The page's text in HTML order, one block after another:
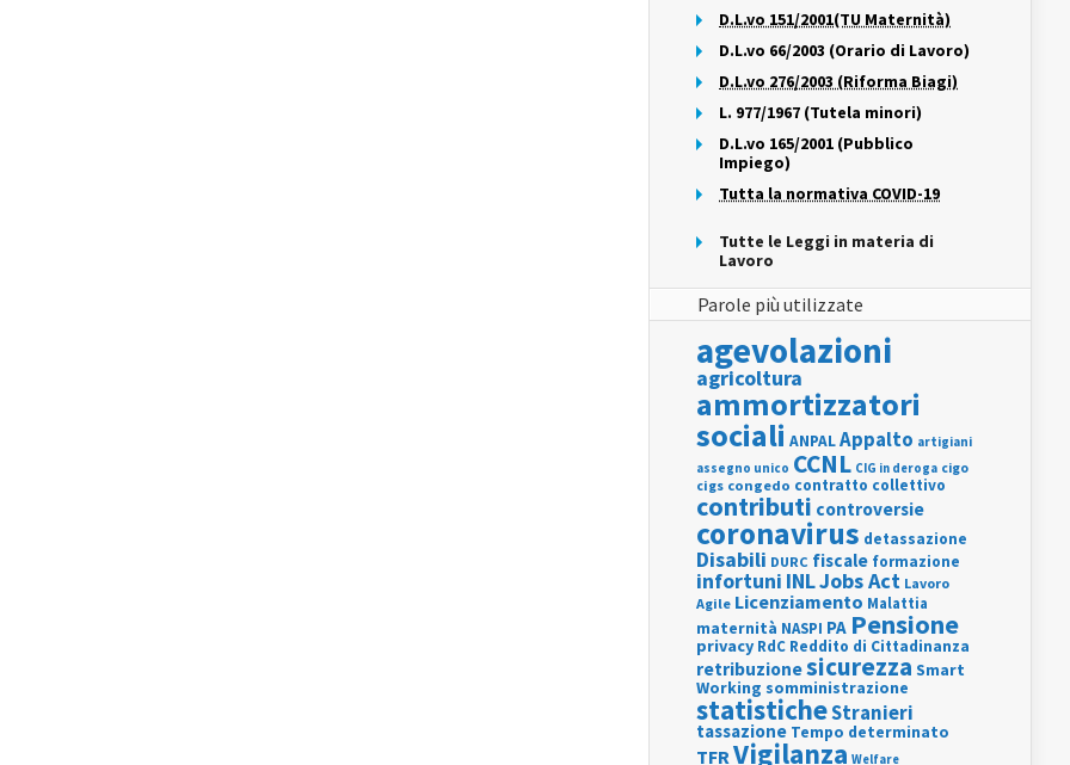
D.L.vo 151/2001(TU Maternità)
D.L.vo 66/2003 (Orario di Lavoro)
D.L.vo 276/2003 (Riforma Biagi)
L. 977/1967 (Tutela minori)
D.L.vo 165/2001 (Pubblico
Impiego)
Tutta la normativa COVID-19
Tutte le Leggi in materia di
Lavoro
Parole più utilizzate
agevolazioni
agricoltura
ammortizzatori
sociali ANPALAppalto artigiani
assegno unico CCNL CIG in deroga cigo
cigs congedo contratto collettivo
contributi controversie
coronavirus detassazione
Disabili DURC fiscale formazione
infortuni INLJobs Act Lavoro
Agile Licenziamento Malattia
maternità NASPI PA Pensione
privacy RdC Reddito di Cittadinanza
retribuzionesicurezza Smart
Working somministrazione
statisticheStranieri
tassazione Tempo determinato
TFRVigilanza Welfare